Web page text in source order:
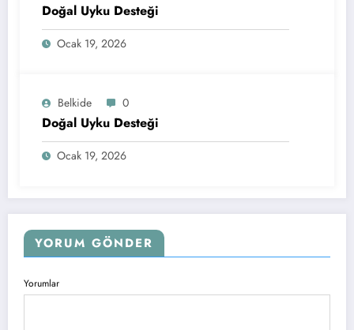
Doğal Uyku Desteği
Ocak 19, 2026
Belkide 0
Doğal Uyku Desteği
Ocak 19, 2026
YORUM GÖNDER
Yorumlar